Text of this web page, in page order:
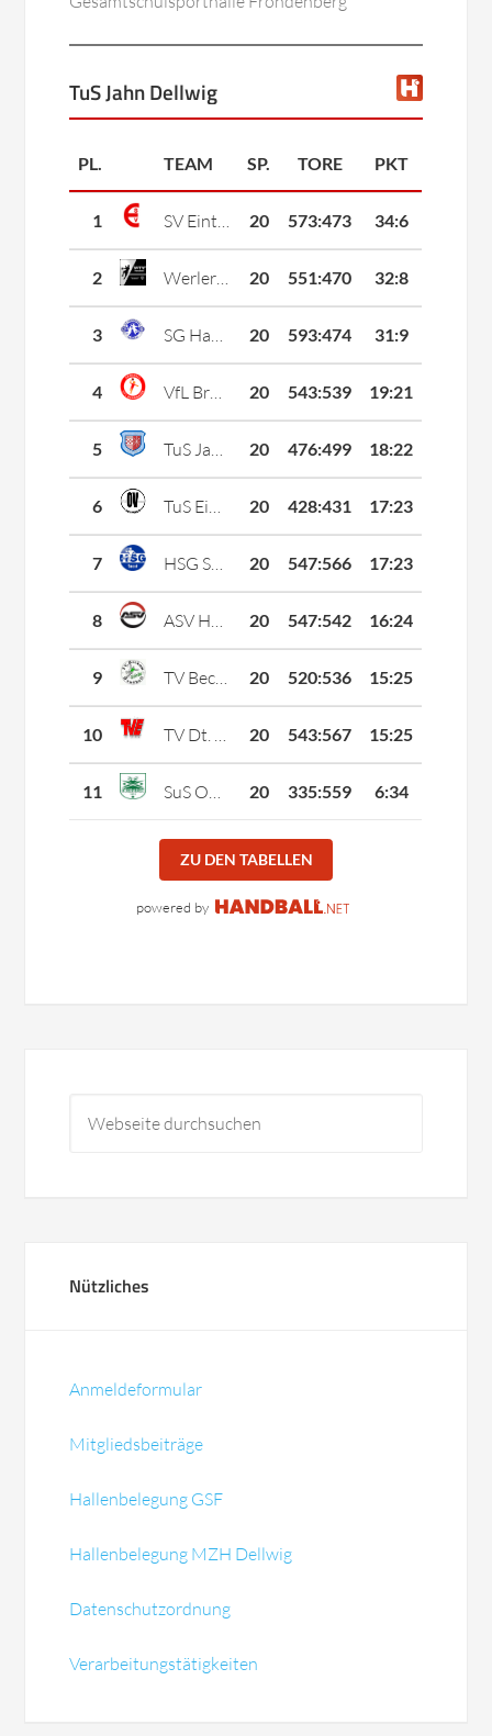
TuS Jahn Dellwig
PL. TEAM SP. TORE PKT
1 20 573:473 34:6
2 20 551:470 32:8
3 20 593:474 31:9
4 20 543:539 19:21
5 20 476:499 18:22
6 20 428:431 17:23
7 20 547:566 17:23
8 20 547:542 16:24
9 20 520:536 15:25
10 20 543:567 15:25
11 20 335:559 6:34
ZU DEN TABELLEN
powered by
Nützliches
Anmeldeformular
Mitgliedsbeiträge
Hallenbelegung GSF
Hallenbelegung MZH Dellwig
Datenschutzordnung
Verarbeitungstätigkeiten